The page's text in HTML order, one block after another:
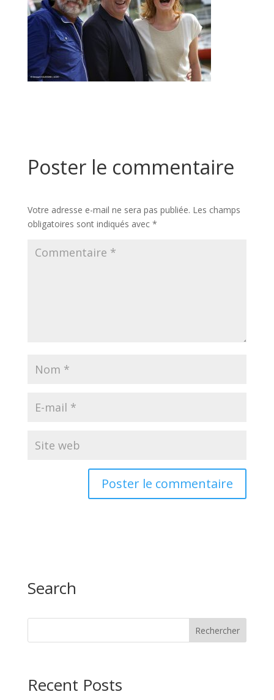
Poster le commentaire
Votre adresse e-mail ne sera pas publiée. Les champs
obligatoires sont indiqués avec *
Search
Recent Posts